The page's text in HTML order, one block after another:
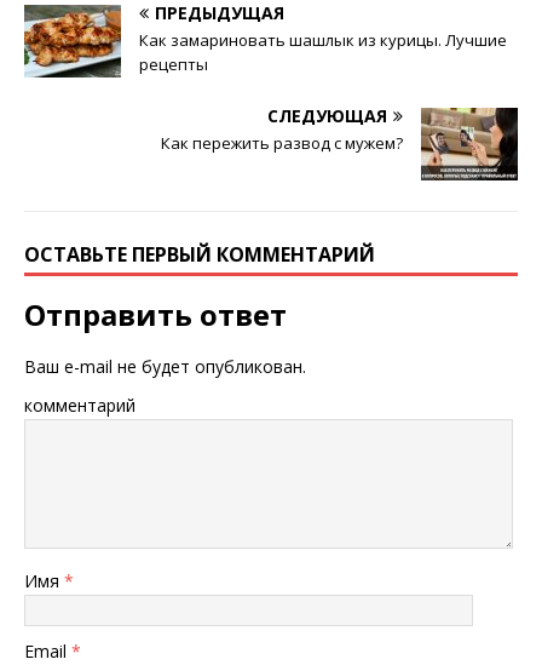
ПРЕДЫДУЩАЯ
Как замариновать шашлык из курицы. Лучшие
рецепты
СЛЕДУЮЩАЯ
Как пережить развод с мужем?
ОСТАВЬТЕ ПЕРВЫЙ КОММЕНТАРИЙ
Отправить ответ
Ваш e-mail не будет опубликован.
комментарий
Имя *
Email *